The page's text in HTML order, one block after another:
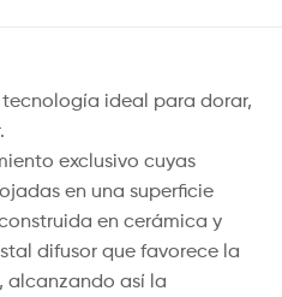
ideal para dorar,
exclusivo cuyas
en una superficie
en cerámica y
difusor que favorece la
alcanzando así la